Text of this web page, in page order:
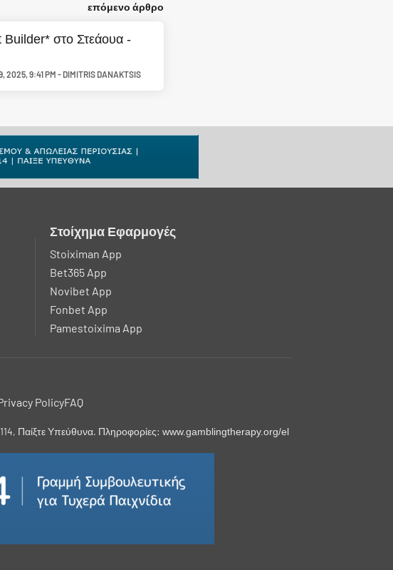
επόμενο άρθρο
στο Στεάουα -
2025,9:41 PM - DIMITRIS DANAKTSIS
Στοίχημα Εφαρμογές
Stoiximan App
Bet365 App
Novibet App
Fonbet App
Pamestoixima App
PolicyFAQ
Παίξτε Υπεύθυνα. Πληροφορίες: www.gamblingtherapy.org/el